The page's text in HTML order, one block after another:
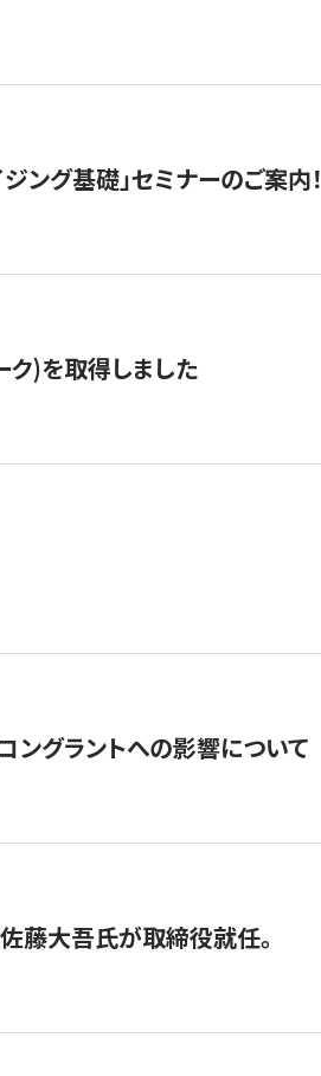
ング基礎」セミナーのご案内！
ク)を取得しました
ングラントへの影響について
藤大吾氏が取締役就任。